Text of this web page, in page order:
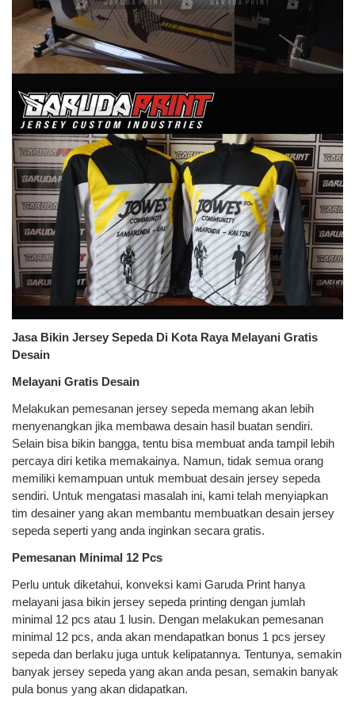
Jasa Bikin Jersey Sepeda Di Kota Raya Melayani Gratis
Desain
Melayani Gratis Desain
Melakukan pemesanan jersey sepeda memang akan lebih
menyenangkan jika membawa desain hasil buatan sendiri.
Selain bisa bikin bangga, tentu bisa membuat anda tampil lebih
percaya diri ketika memakainya. Namun, tidak semua orang
memiliki kemampuan untuk membuat desain jersey sepeda
sendiri. Untuk mengatasi masalah ini, kami telah menyiapkan
tim desainer yang akan membantu membuatkan desain jersey
sepeda seperti yang anda inginkan secara gratis.
Pemesanan Minimal 12 Pcs
Perlu untuk diketahui, konveksi kami Garuda Print hanya
melayani jasa bikin jersey sepeda printing dengan jumlah
minimal 12 pcs atau 1 lusin. Dengan melakukan pemesanan
minimal 12 pcs, anda akan mendapatkan bonus 1 pcs jersey
sepeda dan berlaku juga untuk kelipatannya. Tentunya, semakin
banyak jersey sepeda yang akan anda pesan, semakin banyak
pula bonus yang akan didapatkan.